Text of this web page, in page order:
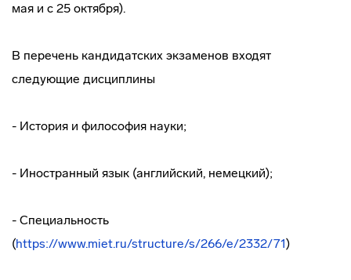
мая и с 25 октября).
В перечень кандидатских экзаменов входят
следующие дисциплины
- История и философия науки;
- Иностранный язык (английский, немецкий);
- Специальность
(https://www.miet.ru/structure/s/266/e/2332/71)